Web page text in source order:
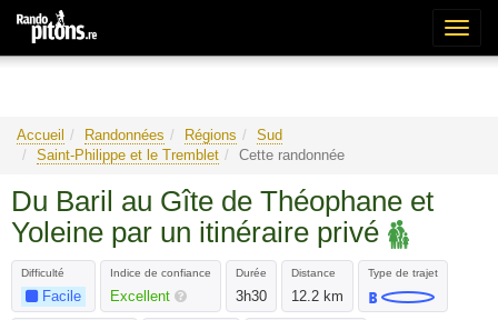
Accueil Randonnées Régions
Sud
Saint-Philippe et le Tremblet
Cette randonnée
Du Baril au Gîte de Théophane et
Yoleine par un itinéraire privé
Difficulté
Facile
Indice de confiance
Excellent
Durée
3h30
Distance
12.2 km
Type de trajet